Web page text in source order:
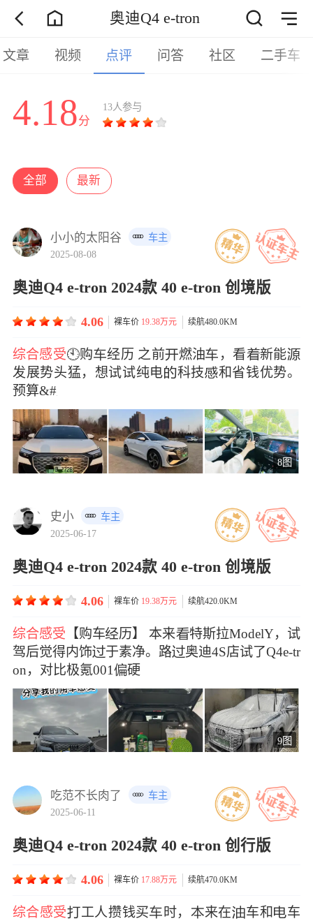
奥迪Q4 e-tron
文章 视频 点评 问答 社区 二手车
4.18分
13人参与
全部 最新
小小的太阳谷
车主
2025-08-08
奥迪Q4 e-tron 2024款 40 e-tron 创境版
4.06 裸车价 19.38万元 续航480.0KM
综合感受🕙购经历 之前燃油，看新能
发展势头猛，想试试纯电科技和省钱优势。
预算&#x
8图
史小
车主
2025-06-17
奥迪Q4 e-tron 2024款 40 e-tron 创境版
4.06 裸车价 19.38万元 续航420.0KM
综合感受 【购车历】 本来特斯拉ModelY，试
驾后觉得内饰于素净。路奥迪4S店试了Q4e-tr
on，对比极氪001硬
9图
吃范不长肉了
车主
2025-06-11
奥迪Q4 e-tron 2024款 40 e-tron 创行版
4.06 裸车价 17.88万元 续航470.0KM
综合感受工人攒钱买时，来在车和车